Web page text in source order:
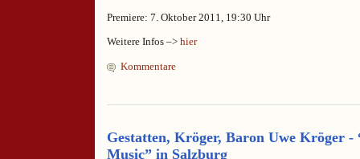
Premiere: 7. Oktober 2011, 19:30 Uhr
Weitere Infos –> hier
Kommentare
Gestatten, Kröger, Baron Uwe Kröger -
Music” in Salzburg